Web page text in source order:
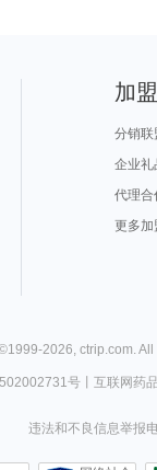
加
分销联
企业礼
代理合
更多加
1999-2026, ctrip.com.
号丨 互联网药
违法和不良信息举报